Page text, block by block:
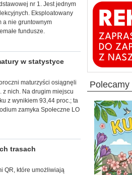
nr 1. Jest jednym
Eksploatowany
a nie gruntownym
fundusze.
w statystyce
maturzyści osiągnęli
z nich. Na drugim miejscu
z wynikiem 93,44 proc.; ta
zamyka Społeczne LO
trasach
QR, które umożliwiają
polecamy